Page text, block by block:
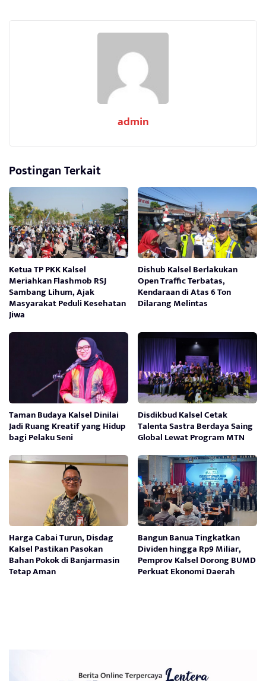
admin
Postingan Terkait
Ketua TP PKK Kalsel
Meriahkan Flashmob RSJ
Sambang Lihum, Ajak
Masyarakat Peduli Kesehatan
Jiwa
Dishub Kalsel Berlakukan
Open Traffic Terbatas,
Kendaraan di Atas 6 Ton
Dilarang Melintas
Taman Budaya Kalsel Dinilai
Jadi Ruang Kreatif yang Hidup
bagi Pelaku Seni
Disdikbud Kalsel Cetak
Talenta Sastra Berdaya Saing
Global Lewat Program MTN
Harga Cabai Turun, Disdag
Kalsel Pastikan Pasokan
Bahan Pokok di Banjarmasin
Tetap Aman
Bangun Banua Tingkatkan
Dividen hingga Rp9 Miliar,
Pemprov Kalsel Dorong BUMD
Perkuat Ekonomi Daerah